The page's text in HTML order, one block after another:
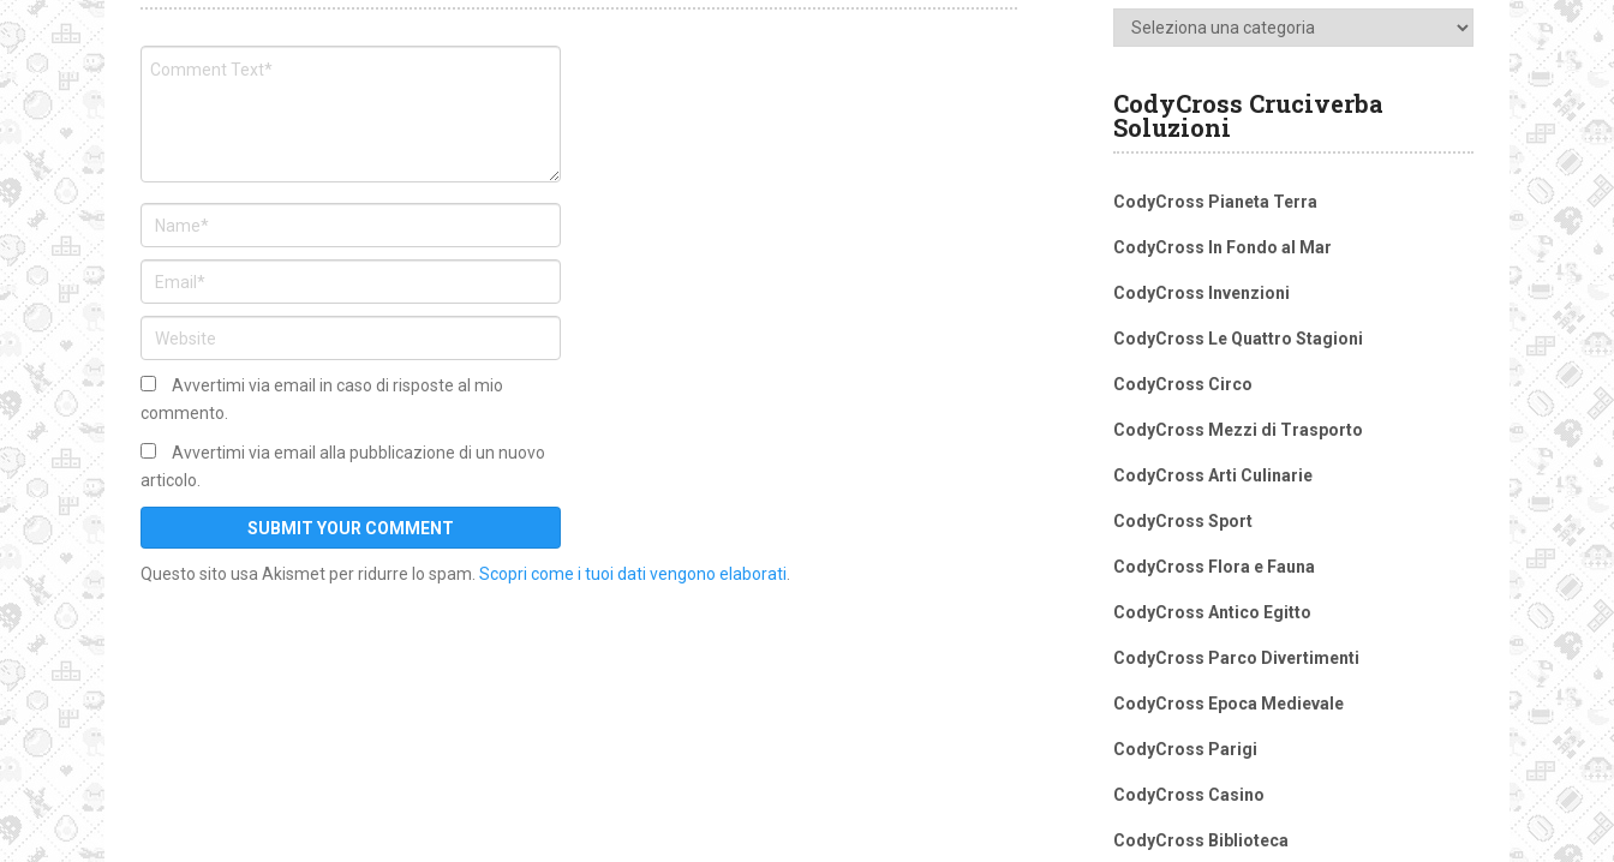
Avvertimi via email in caso di risposte al mio
commento.
Avvertimi via email alla pubblicazione di un nuovo
articolo.
Questo sito usa Akismet per ridurre lo spam. Scopri come i tuoi dati vengono elaborati
Categorie
CodyCross Cruciverba
Soluzioni
CodyCross Pianeta Terra
CodyCross In Fondo al Mar
CodyCross Invenzioni
CodyCross Le Quattro Stagioni
CodyCross Circo
CodyCross Mezzi di Trasporto
CodyCross Arti Culinarie
CodyCross Sport
CodyCross Flora e Fauna
CodyCross Antico Egitto
CodyCross Parco Divertimenti
CodyCross Epoca Medievale
CodyCross Parigi
CodyCross Casino
CodyCross Biblioteca